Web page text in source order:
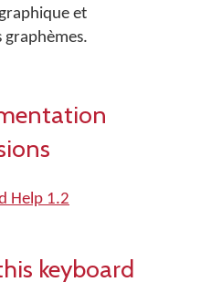
et
graphèmes.
Help 1.2
keyboard